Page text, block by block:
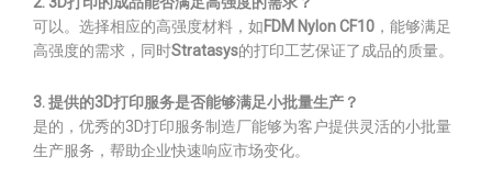
可以。选择相应的高强度材料，如FDM Nylon CF10 ，能够满足
高强度的需求，同时Stratasys的打印工艺保证了成品的质量。
3. 提供的3D打印服务是否能够满足小批量生产？
是的，优秀的3D打印服务制造厂能够为客户提供灵活的小批量
生产服务，帮助企业快速响应市场变化。